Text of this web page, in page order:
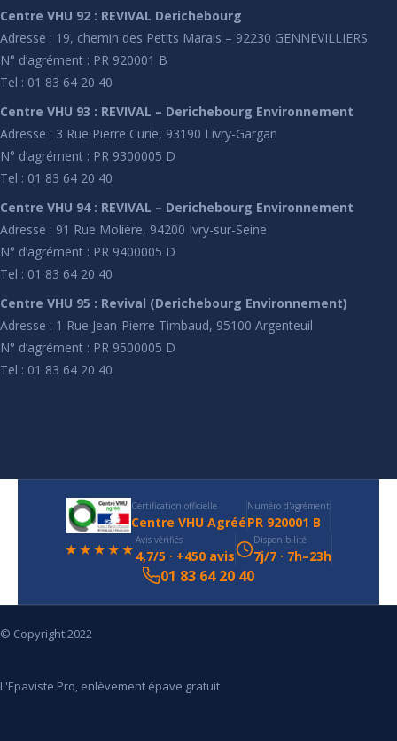
Centre VHU 92 : REVIVAL Derichebourg
Adresse : 19, chemin des Petits Marais – 92230 GENNEVILLIERS
N° d’agrément : PR 920001 B
Tel : 01 83 64 20 40
Centre VHU 93 : REVIVAL – Derichebourg Environnement
Adresse : 3 Rue Pierre Curie, 93190 Livry-Gargan
N° d’agrément : PR 9300005 D
Tel : 01 83 64 20 40
Centre VHU 94 : REVIVAL – Derichebourg Environnement
Adresse : 91 Rue Molière, 94200 Ivry-sur-Seine
N° d’agrément : PR 9400005 D
Tel : 01 83 64 20 40
Centre VHU 95 : Revival (Derichebourg Environnement)
Adresse : 1 Rue Jean-Pierre Timbaud, 95100 Argenteuil
N° d’agrément : PR 9500005 D
Tel : 01 83 64 20 40
Certification officielle
Centre VHU Agréé
Numéro d'agrément
PR 920001 B
★★★★★ Avis vérifiés
4,7/5 · +450 avis
Disponibilité
7j/7 · 7h–23h
01 83 64 20 40
© Copyright 2022
L'Epaviste Pro, enlèvement épave gratuit